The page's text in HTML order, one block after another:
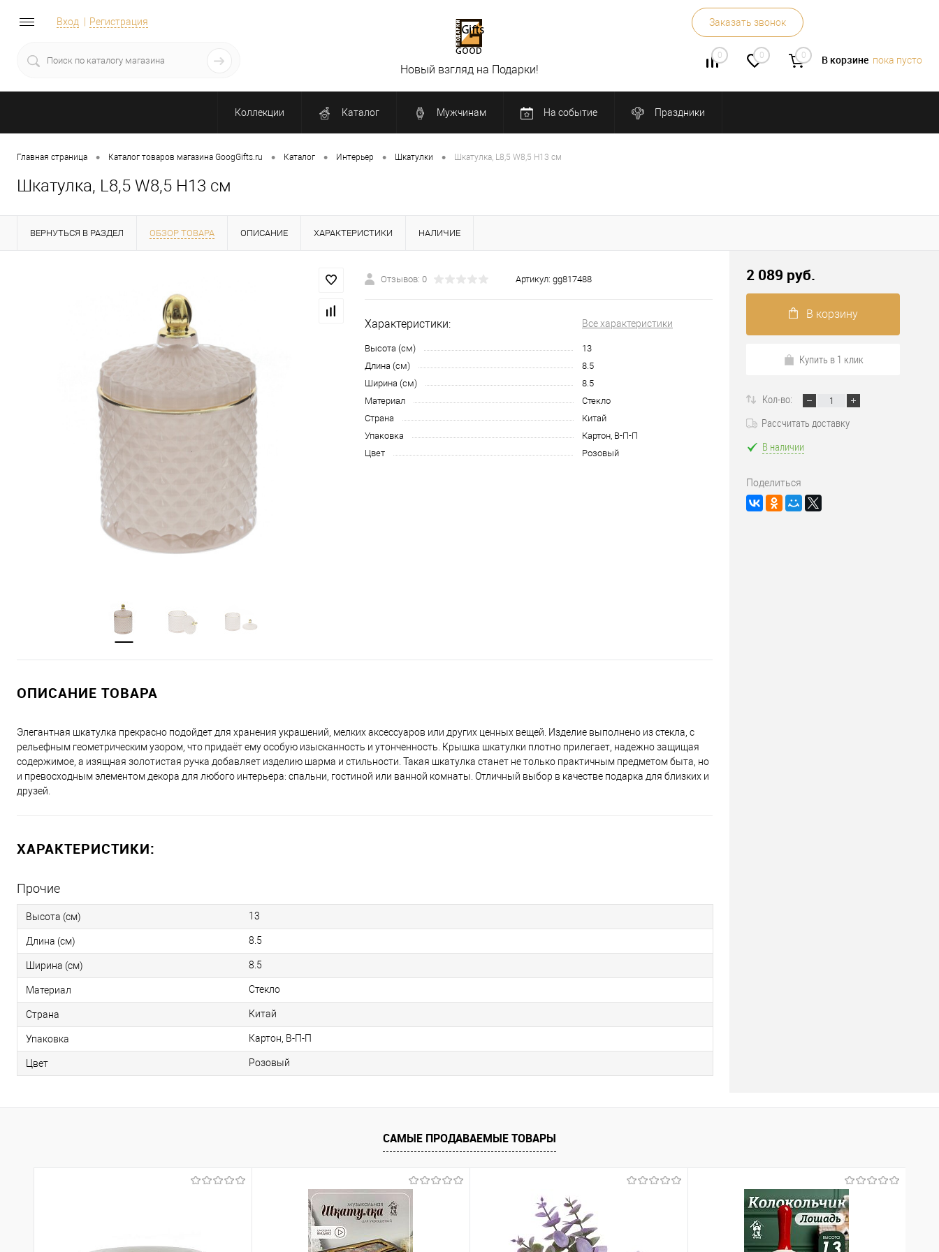
Вход Регистрация Заказать звонок
0 0 0 В корзине пока пусто
Новый взгляд на Подарки!
Коллекции Каталог Мужчинам На событие Праздники
Главная страница • Каталог товаров магазина GoogGifts.ru • Каталог • Интерьер • Шкатулки • Шкатулка, L8,5 W8,5 H13 см
Шкатулка, L8,5 W8,5 H13 см
ВЕРНУТЬСЯ В РАЗДЕЛ ОБЗОР ТОВАРА ОПИСАНИЕ ХАРАКТЕРИСТИКИ НАЛИЧИЕ
Отзывов: 0 Артикул: gg817488
Характеристики: Все характеристики
Высота (см)
13
Длина (см)
8.5
Ширина (см)
8.5
Материал
Стекло
Страна
Китай
Упаковка
Картон, В-П-П
Цвет
Розовый
ОПИСАНИЕ ТОВАРА
Элегантная шкатулка прекрасно подойдет для хранения украшений, мелких аксессуаров или других ценных вещей. Изделие выполнено из стекла, с
рельефным геометрическим узором, что придаёт ему особую изысканность и утонченность. Крышка шкатулки плотно прилегает, надежно защищая
содержимое, а изящная золотистая ручка добавляет изделию шарма и стильности. Такая шкатулка станет не только практичным предметом быта, но
и превосходным элементом декора для любого интерьера: спальни, гостиной или ванной комнаты. Отличный выбор в качестве подарка для близких и
друзей.
ХАРАКТЕРИСТИКИ:
Прочие
Высота (см) 13
Длина (см) 8.5
Ширина (см) 8.5
Материал Стекло
Страна Китай
Упаковка Картон, В-П-П
Цвет Розовый
2 089 руб.
В корзину
Купить в 1 клик
Кол-во:
Рассчитать доставку
В наличии
Поделиться
САМЫЕ ПРОДАВАЕМЫЕ ТОВАРЫ